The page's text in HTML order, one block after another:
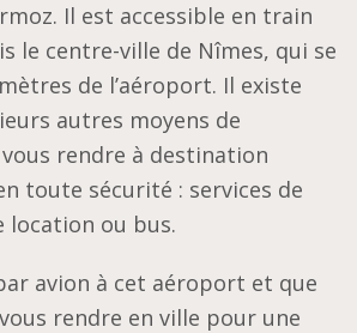
Il est accessible en train
le centre-ville de Nîmes, qui se
de l’aéroport. Il existe
autres moyens de
rendre à destination
toute sécurité : services de
location ou bus.
avion à cet aéroport et que
rendre en ville pour une